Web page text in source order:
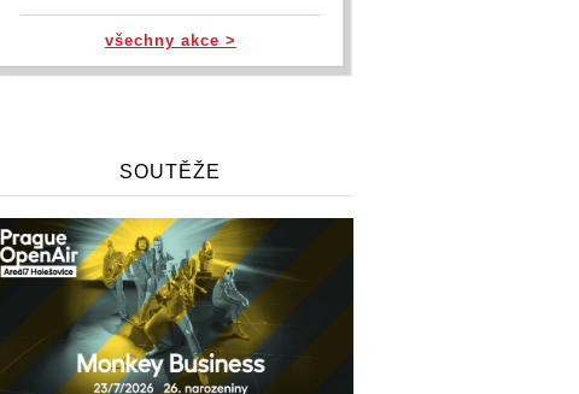
všechny akce >
SOUTĚŽE